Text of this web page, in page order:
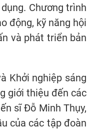
Chương trình
động, kỹ năng hội
và phát triển bản
Khởi nghiệp sáng
giới thiệu đến các
sĩ Đỗ Minh Thụy,
của các tập đoàn